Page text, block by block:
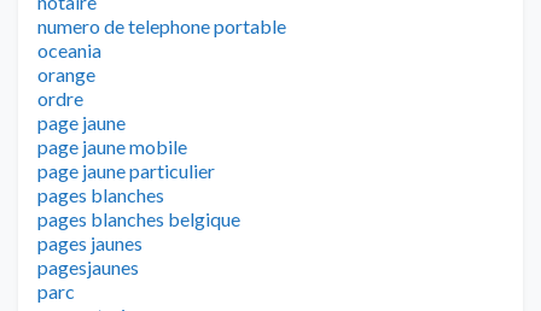
numero de telephone portable
oceania
orange
ordre
page jaune
page jaune mobile
page jaune particulier
pages blanches
pages blanches belgique
pages jaunes
pagesjaunes
parc